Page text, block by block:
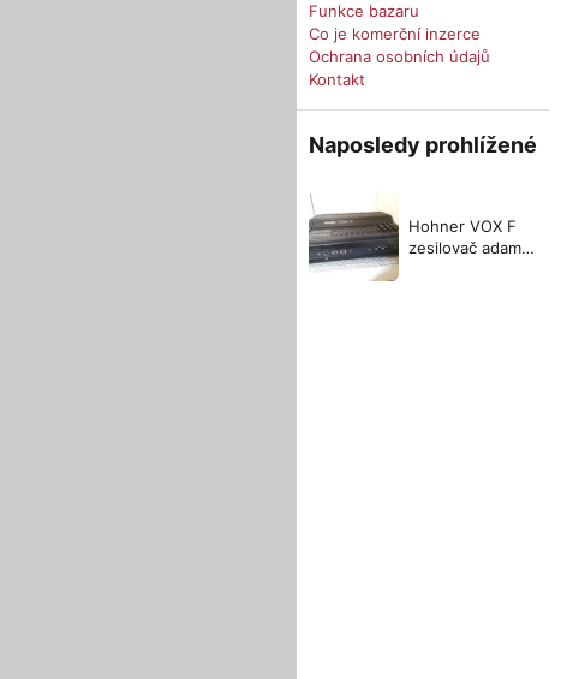
Funkce bazaru
Co je komerční inzerce
Ochrana osobních údajů
Kontakt
Naposledy prohlížené
Hohner VOX F
zesilovač adams